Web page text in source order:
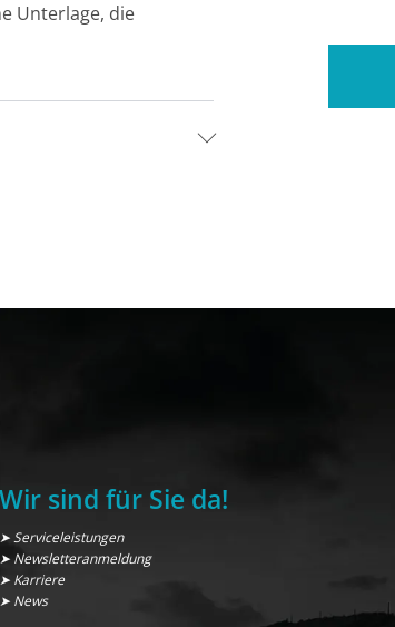
Unterlage, die
Wir sind für Sie da!
➤ Serviceleistungen
➤ Newsletteranmeldung
➤ Karriere
➤ News